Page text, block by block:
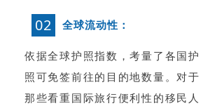
02 全球流动性：
依据全球护照指数，考量了各国护
照可免签前往的目的地数量。对于
那些看重国际旅行便利性的移民人